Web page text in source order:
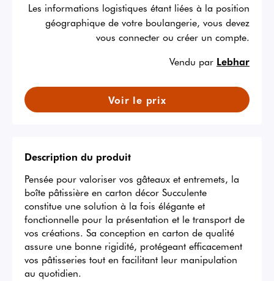
Les informations logistiques étant liées à la position
géographique de votre boulangerie, vous devez
vous connecter ou créer un compte.
Vendu par Lebhar
Voir le prix
Description du produit
Pensée pour valoriser vos gâteaux et entremets, la
boîte pâtissière en carton décor Succulente
constitue une solution à la fois élégante et
fonctionnelle pour la présentation et le transport de
vos créations. Sa conception en carton de qualité
assure une bonne rigidité, protégeant efficacement
vos pâtisseries tout en facilitant leur manipulation
au quotidien.